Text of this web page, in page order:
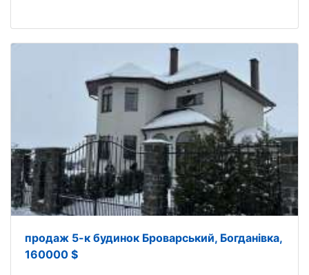
продаж 5-к будинок Броварський, Богданівка,
160000 $